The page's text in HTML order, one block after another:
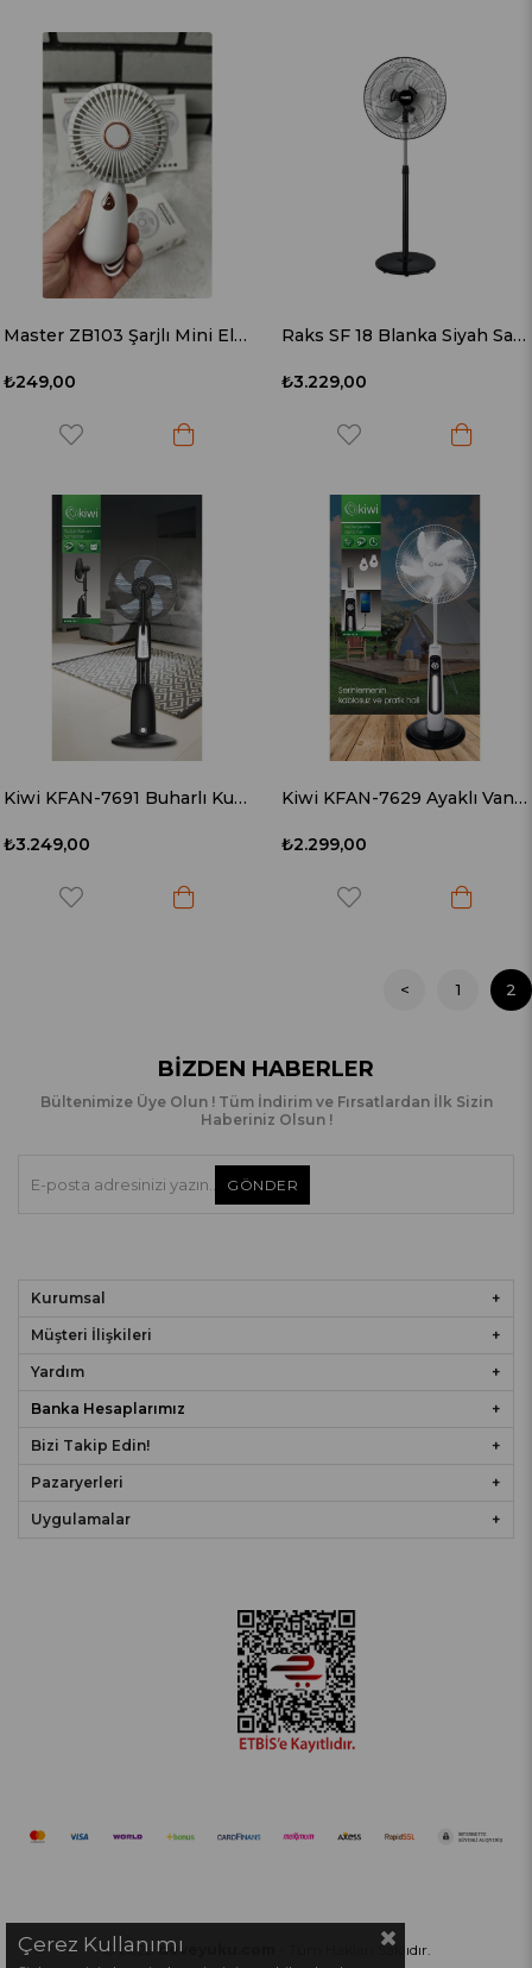
Master ZB103 Şarjlı Mini El Fanı
₺249,00
Raks SF 18 Blanka Siyah Sanayi Tipi Vantilatör
₺3.229,00
Kiwi KFAN-7691 Buharlı Kule Tipi Vantilatör
₺3.249,00
Kiwi KFAN-7629 Ayaklı Vantilatör
₺2.299,00
< 1 2
BIZDEN HABERLER
Bültenimize Üye Olun ! Tüm İndirim ve Fırsatlardan İlk Sizin
Haberiniz Olsun !
GÖNDER
Kurumsal
Müşteri İlişkileri
Yardım
Banka Hesaplarımız
Bizi Takip Edin!
Pazaryerleri
Uygulamalar
© 2022deveyuku.com - Tüm Hakları Saklıdır.
Çerez Kullanımı